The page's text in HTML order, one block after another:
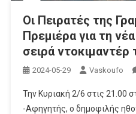
Οι Πειρατές της
Πρεμιέρα για τη
σειρά ντοκιμαντέρ
2024-05-29 Vaskoufo
Την Κυριακή 2/6 στις 21.00
-Αφηγητής, ο δημοφιλής